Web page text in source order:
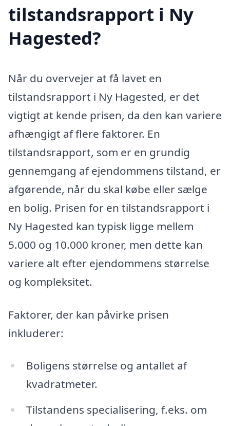
tilstandsrapport i Ny
Hagested?
Når du overvejer at få lavet en
tilstandsrapport i Ny Hagested, er det
vigtigt at kende prisen, da den kan variere
afhængigt af flere faktorer. En
tilstandsrapport, som er en grundig
gennemgang af ejendommens tilstand, er
afgørende, når du skal købe eller sælge
en bolig. Prisen for en tilstandsrapport i
Ny Hagested kan typisk ligge mellem
5.000 og 10.000 kroner, men dette kan
variere alt efter ejendommens størrelse
og kompleksitet.
Faktorer, der kan påvirke prisen
inkluderer:
Boligens størrelse og antallet af
kvadratmeter.
Tilstandens specialisering, f.eks. om